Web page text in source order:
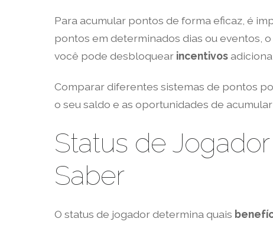
Para acumular pontos de forma eficaz, é
pontos em determinados dias ou eventos,
você pode desbloquear incentivos
Comparar diferentes sistemas de pontos
o seu saldo e as oportunidades de
Status de
Saber
O status de jogador determina quais